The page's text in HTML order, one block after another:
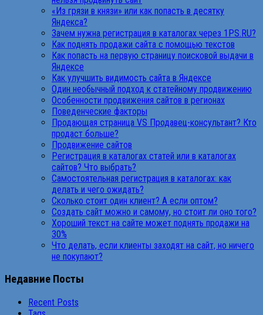
«Из грязи в князи» или как попасть в десятку
Яндекса?
Зачем нужна регистрация в каталогах через 1PS.RU?
Как поднять продажи сайта с помощью текстов
Как попасть на первую страницу поисковой выдачи в
Яндексе
Как улучшить видимость сайта в Яндексе
Один необычный подход к статейному продвижению
Особенности продвижения сайтов в регионах
Поведенческие факторы
Продающая страница VS Продавец-консультант? Кто
продаст больше?
Продвижение сайтов
Регистрация в каталогах статей или в каталогах
сайтов? Что выбрать?
Самостоятельная регистрация в каталогах: как
делать и чего ожидать?
Сколько стоит один клиент? А если оптом?
Создать сайт можно и самому, но стоит ли оно того?
Хороший текст на сайте может поднять продажи на
30%
Что делать, если клиенты заходят на сайт, но ничего
не покупают?
Недавние Посты
Recent Posts